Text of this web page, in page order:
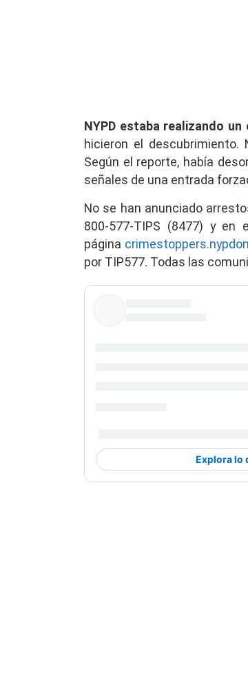
NYPD estaba realizando
hicieron el
Según el reporte, había
señales de una entrada
No se han anunciado
800-577-TIPS (8477) y en
página
por TIP577. Todas las